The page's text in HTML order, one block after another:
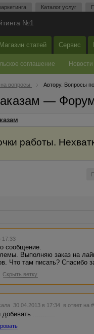
Каталог услуг
№1
Магазин статей Сервис
соглашение Новости
вопросы Автору. Вопросы
—
работы.
17:33
сообщение.
Выполняю заказ на
Что там писать? Спасибо
Скрыть ветку
30.04.2013 в 17:34 в ответ на
...........